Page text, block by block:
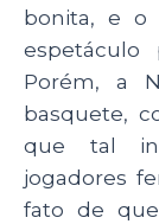
bonita, e o
espetáculo
Porém, a
basquete,
que tal
jogadores
fato de